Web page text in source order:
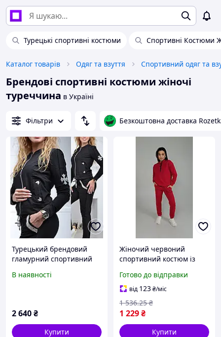
Турецькі спортивні костюми Спортивні Костюми
Каталог товарів Одяг та взуття Спортивний одяг та
Брендові спортивні костюми жіночі
туреччина в Україні
Фільтри Безкоштовна доставка
Турецький брендовий
гламурний спортивний
В наявності
2 640₴
Купити
Жіночий червоний
спортивний костюм із
для активного відпочинку
розмір 42-50 бренд Turkey
Готово до відправки
від 123₴/міс
1 229₴
1 536.25 ₴
Купити